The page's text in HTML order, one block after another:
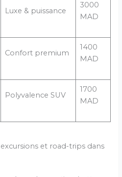
Luxe & puissance
3000
MAD
Confort premium
1400
MAD
Polyvalence SUV
1700
MAD
et road-trips dans